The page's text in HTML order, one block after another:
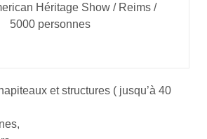
Héritage Show / Reims /
5000 personnes
et structures ( jusqu’à 40